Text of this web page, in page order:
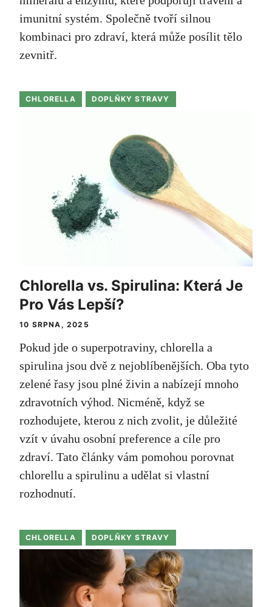
imunitní systém. Společně tvoří silnou
kombinaci pro zdraví, která může posílit tělo
zevnitř.
CHLORELLA DOPLŇKY STRAVY
Chlorella vs. Spirulina: Která Je
Pro Vás Lepší?
10 SRPNA, 2025
Pokud jde o superpotraviny, chlorella a
spirulina jsou dvě z nejoblíbenějších. Oba tyto
zelené řasy jsou plné živin a nabízejí mnoho
zdravotních výhod. Nicméně, když se
rozhodujete, kterou z nich zvolit, je důležité
vzít v úvahu osobní preference a cíle pro
zdraví. Tato články vám pomohou porovnat
chlorellu a spirulinu a udělat si vlastní
rozhodnutí.
CHLORELLA DOPLŇKY STRAVY